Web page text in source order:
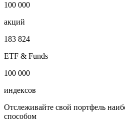
1 000 000
облигаций
100 000
акций
183 824
ETF & Funds
100 000